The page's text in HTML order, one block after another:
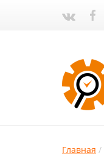
Главная